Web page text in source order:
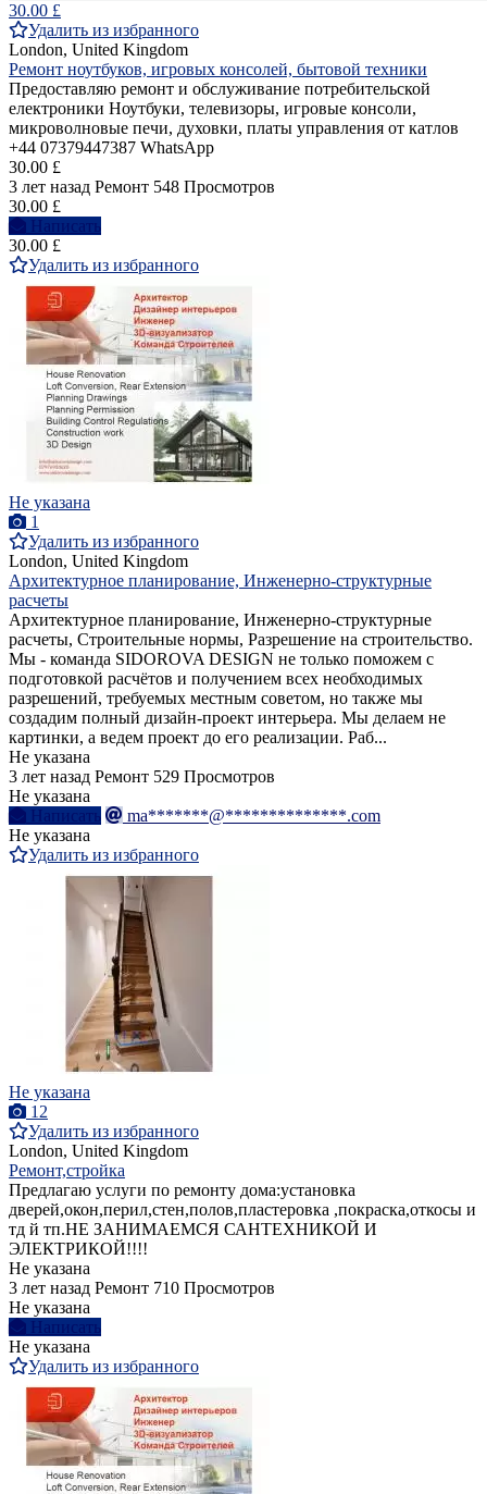
30.00 £
Удалить из избранного
London, United Kingdom
Ремонт ноутбуков, игровых консолей, бытовой техники
Предоставляю ремонт и обслуживание потребительской
електроники Ноутбуки, телевизоры, игровые консоли,
микроволновые печи, духовки, платы управления от катлов
+44 07379447387 WhatsApp
30.00 £
3 лет назад Ремонт 548 Просмотров
30.00 £
Написать
30.00 £
Удалить из избранного
Не указана
1
Удалить из избранного
London, United Kingdom
Архитектурное планирование, Инженерно-структурные
расчеты
Архитектурное планирование, Инженерно-структурные
расчеты, Строительные нормы, Разрешение на строительство.
Мы - команда SIDOROVA DESIGN не только поможем с
подготовкой расчётов и получением всех необходимых
разрешений, требуемых местным советом, но также мы
создадим полный дизайн-проект интерьера. Мы делаем не
картинки, а ведем проект до его реализации. Раб...
Не указана
3 лет назад Ремонт 529 Просмотров
Не указана
Написать
ma*******@**************.com
Не указана
Удалить из избранного
Не указана
12
Удалить из избранного
London, United Kingdom
Ремонт,стройка
Предлагаю услуги по ремонту дома:установка
дверей,окон,перил,стен,полов,пластеровка ,покраска,откосы и
тд й тп.НЕ ЗАНИМАЕМСЯ САНТЕХНИКОЙ И
ЭЛЕКТРИКОЙ!!!!
Не указана
3 лет назад Ремонт 710 Просмотров
Не указана
Написать
Не указана
Удалить из избранного